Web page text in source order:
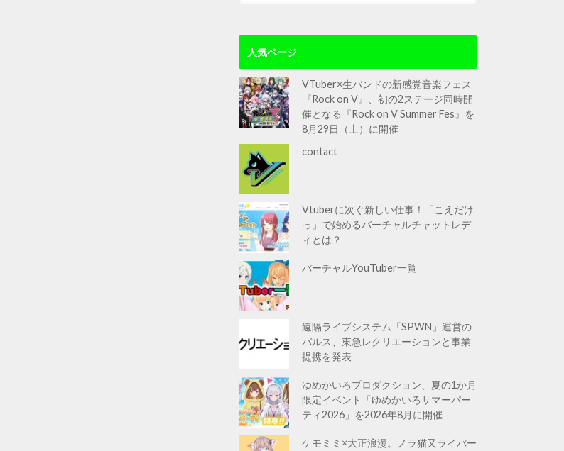
人気ページ
VTuber×生バンドの新感覚音楽フェス
『Rock on V』、初の2ステージ同時開
催となる『Rock on V Summer Fes』を
8月29日（土）に開催
contact
Vtuberに次ぐ新しい仕事！「こえだけ
っ」で始めるバーチャルチャットレデ
ィとは？
バーチャルYouTuber一覧
遠隔ライブシステム「SPWN」運営の
バルス、東急レクリエーションと事業
提携を発表
ゆめかいろプロダクション、夏の1か月
限定イベント「ゆめかいろサマーパー
ティ2026」を2026年8月に開催
ケモミミ×大正浪漫。ノラ猫又ライバー